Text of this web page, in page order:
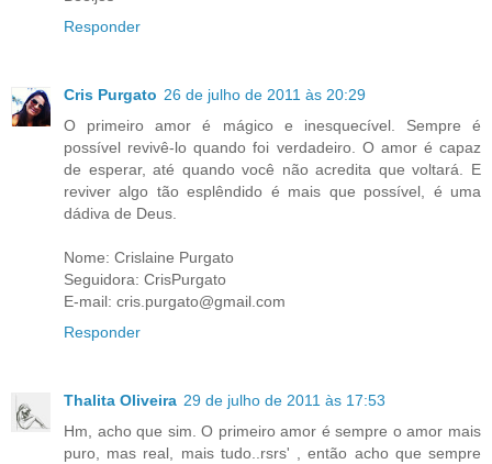
Responder
Cris Purgato 26 de julho de 2011 às 20:29
O primeiro amor é mágico e inesquecível. Sempre é
possível revivê-lo quando foi verdadeiro. O amor é capaz
de esperar, até quando você não acredita que voltará. E
reviver algo tão esplêndido é mais que possível, é uma
dádiva de Deus.
Nome: Crislaine Purgato
Seguidora: CrisPurgato
E-mail: cris.purgato@gmail.com
Responder
Thalita Oliveira 29 de julho de 2011 às 17:53
Hm, acho que sim. O primeiro amor é sempre o amor mais
puro, mas real, mais tudo..rsrs' , então acho que sempre